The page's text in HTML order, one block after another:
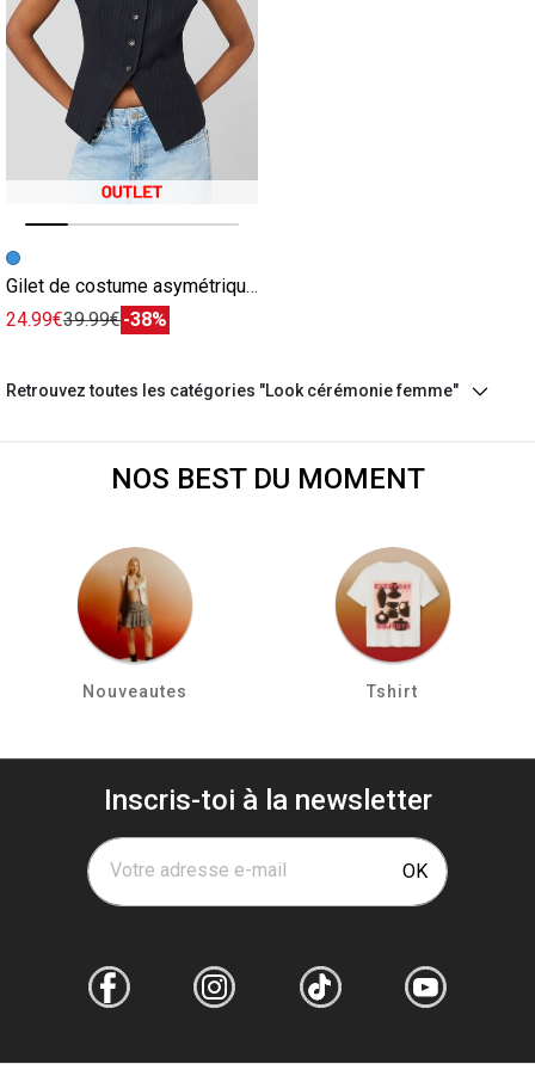
Image précédente
Image suivante
Gilet de costume asymétrique rayé bleu
24.99€39.99€-38%
Retrouvez toutes les catégories "Look cérémonie femme"
NOS BEST DU MOMENT
Nouveautes Tshirt
Inscris-toi à la newsletter
Votre adresse e-mail OK